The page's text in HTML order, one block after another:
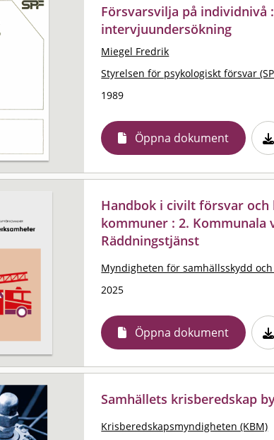
Försvarsvilja på individnivå
intervjuundersökning
Miegel Fredrik
Styrelsen för psykologiskt försvar
1989
Öppna dokument
Handbok i civilt försvar
kommuner : 2. Kommunala
Räddningstjänst
Myndigheten för samhällsskydd
2025
Öppna dokument
Samhällets krisberedskap
Krisberedskapsmyndigheten (KBM)